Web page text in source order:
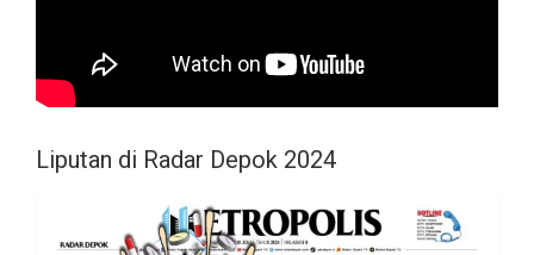
Liputan di Radar Depok 2024